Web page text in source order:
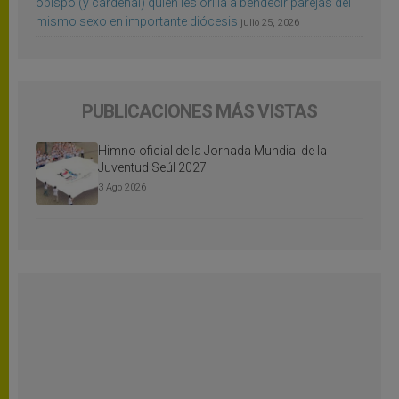
mismo sexo en importante diócesis julio 25, 2026
PUBLICACIONES MÁS VISTAS
Himno oficial de la Jornada Mundial de la
Juventud Seúl 2027
3 Ago 2026